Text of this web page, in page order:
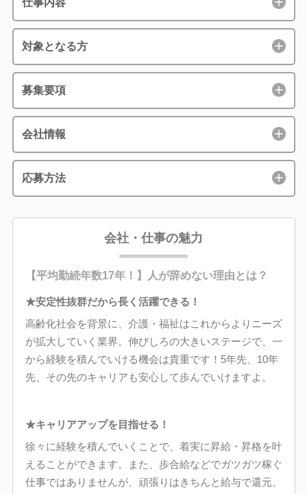
仕事内容
対象となる方
募集要項
会社情報
応募方法
会社・仕事の魅力
【平均勤続年数17年！】人が辞めない理由とは？
★安定性抜群だから長く活躍できる！
高齢化社会を背景に、介護・福祉はこれからよりニーズ
が拡大していく業界。伸びしろの大きいステージで、一
から経験を積んでいける機会は貴重です！5年先、10年
先、その先のキャリアも安心して歩んでいけますよ。
★キャリアアップを目指せる！
徐々に経験を積んでいくことで、着実に昇給・昇格を叶
えることができます。また、歩合給などでガツガツ稼ぐ
仕事ではありませんが、頑張りはきちんと給与で還元。